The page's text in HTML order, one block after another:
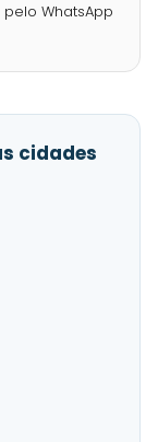
WhatsApp
cidades